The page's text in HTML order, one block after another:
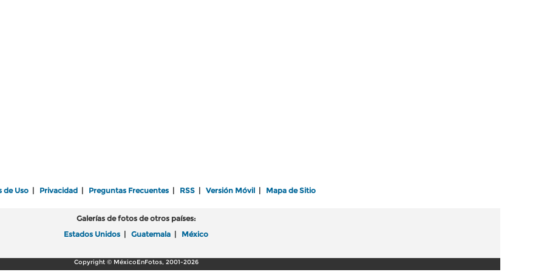
de Uso Privacidad Preguntas Frecuentes RSS Versión Móvil Mapa de Sitio
Galerías de fotos de otros países:
Estados Unidos
Guatemala México
Copyright © MéxicoEnFotos, 2001-2026